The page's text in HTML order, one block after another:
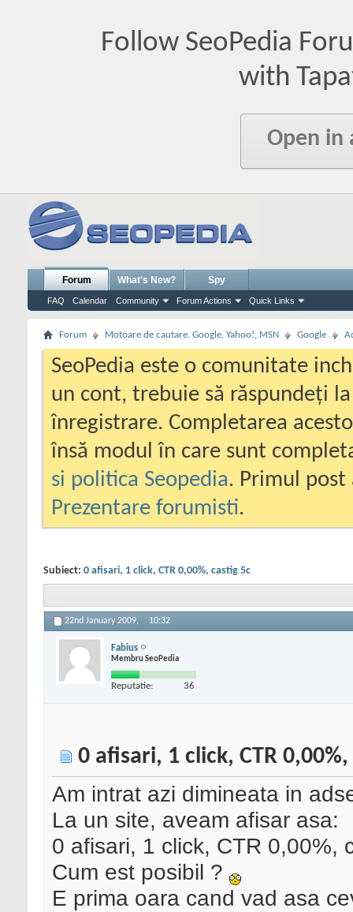
Follow SeoPedia
with
Open in
Forum
FAQ Calendar Community Forum Actions Quick Links
What's New? Spy
Forum Motoare de cautare. Google, Yahoo!, MSN Google
SeoPedia este o comunitate
un cont, trebuie să răspundeți
înregistrare. Completarea
însă modul în care sunt
si politica Seopedia. Primul
Prezentare forumisti.
Subiect: 0 afisari, 1 click, CTR 0,00%, castig 5c
22nd January 2009, 10:32
Fabius
Membru SeoPedia
Reputatie: 36
0 afisari, 1 click, CTR
Am intrat azi dimineata in
La un site, aveam afisar asa:
0 afisari, 1 click, CTR 0,00%,
Cum est posibil ?
E prima oara cand vad asa